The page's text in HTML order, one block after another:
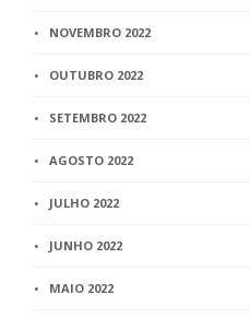
NOVEMBRO 2022
OUTUBRO 2022
SETEMBRO 2022
AGOSTO 2022
JULHO 2022
JUNHO 2022
MAIO 2022